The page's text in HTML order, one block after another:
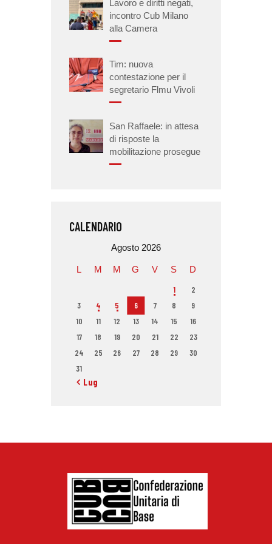
Lavoro e diritti negati,
incontro Cub Milano
alla Camera
Tim: nuova
contestazione per il
segretario Flmu Vivoli
San Raffaele: in attesa
di risposte la
mobilitazione prosegue
CALENDARIO
Agosto 2026
L M M G V S D
1
2
3
4 5 6 7 8
9
10
11 12 13 14 15
16
17
18 19 20 21 22
23
24
25 26 27 28 29
30
31
« Lug